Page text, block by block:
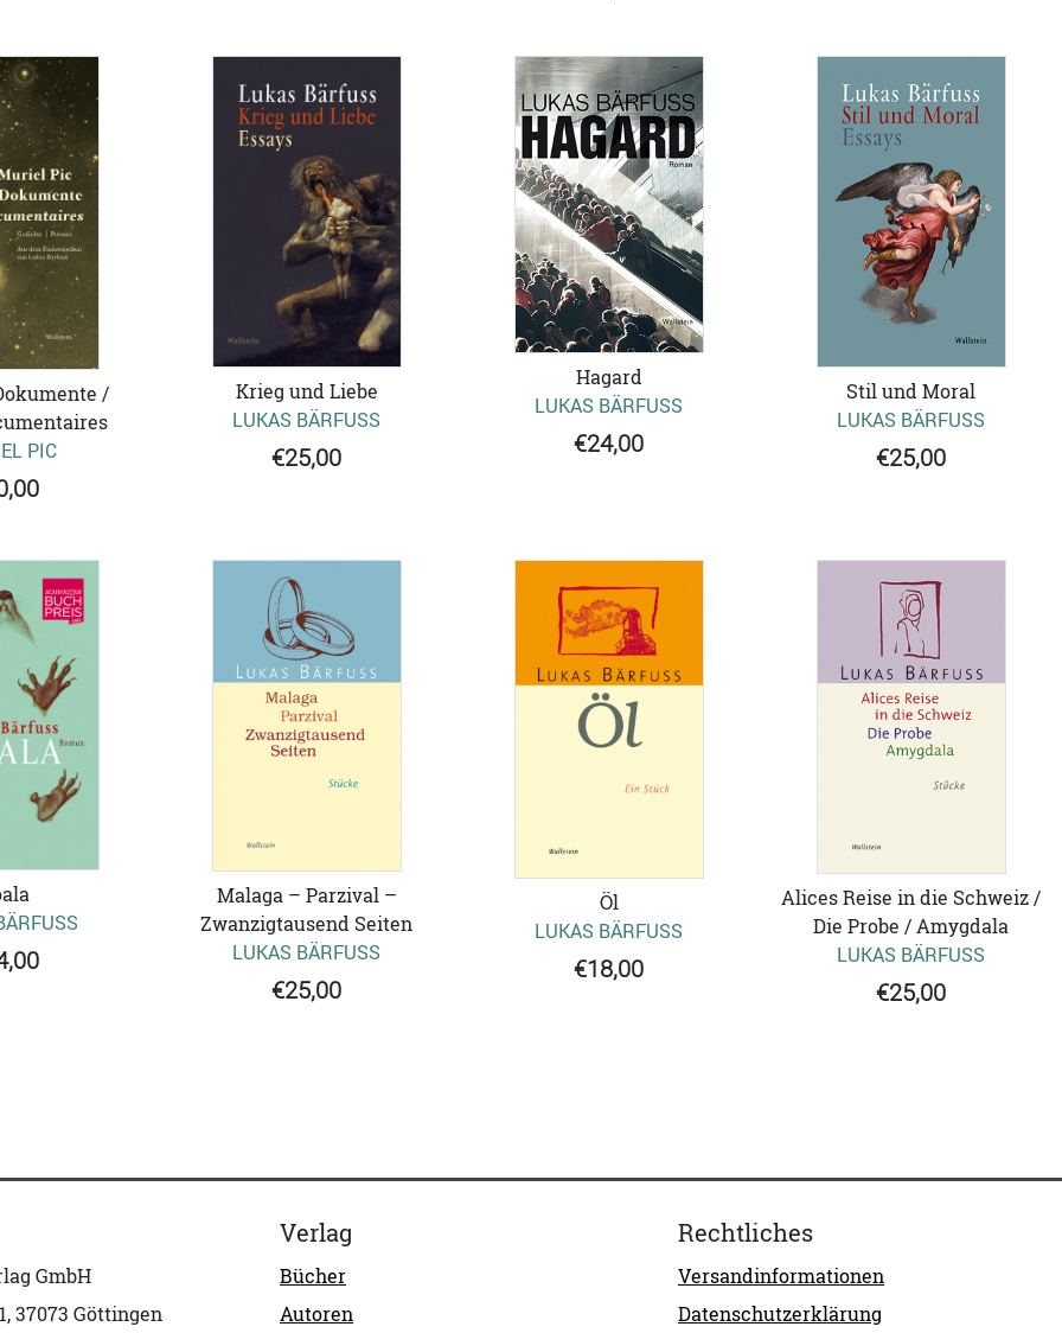
/
PIC
Krieg und Liebe
LUKAS BÄRFUSS
€25,00
Hagard
LUKAS BÄRFUSS
€24,00
Stil und Moral
LUKAS BÄRFUSS
€25,00
Malaga – Parzival –
Zwanzigtausend Seiten
LUKAS BÄRFUSS
€25,00
Öl
LUKAS BÄRFUSS
€18,00
Alices Reise in die Schweiz /
Die Probe / Amygdala
LUKAS BÄRFUSS
€25,00
GmbH
37073 Göttingen
Verlag
Bücher
Autoren
Rechtliches
Versandinformationen
Datenschutzerklärung